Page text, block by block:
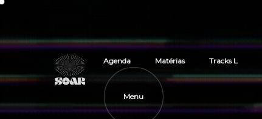
Agenda Matérias Tracks L
Menu